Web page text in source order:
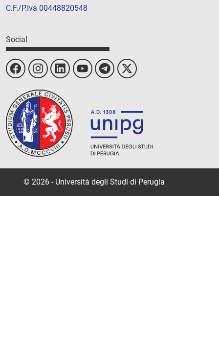
C.F./P.Iva 00448820548
Social
© 2026 - Università degli Studi di Perugia